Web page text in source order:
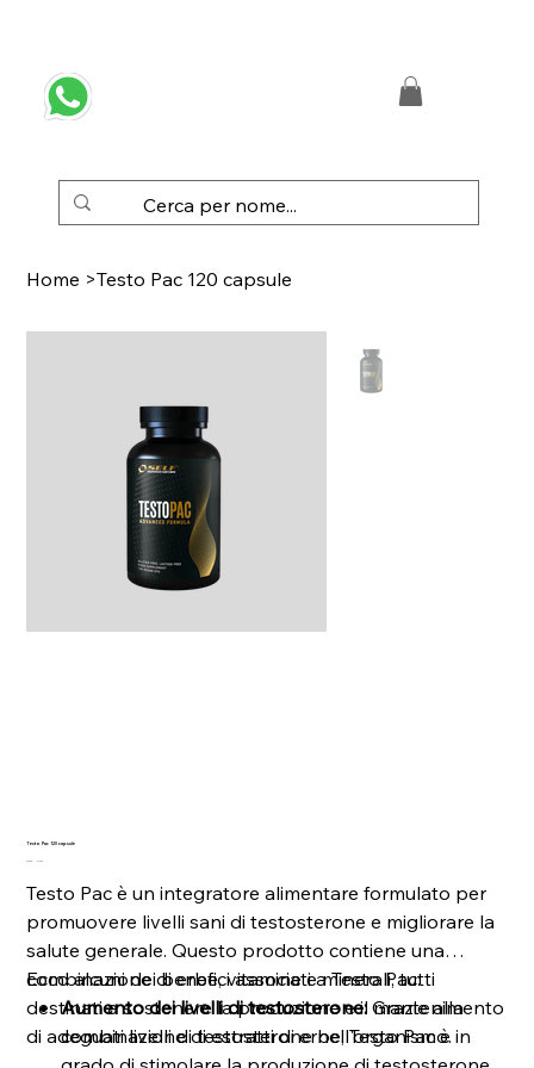
Home >Testo Pac 120 capsule
Testo Pac 120 capsule
Prezzo
Prezzo
Testo Pac è un integratore alimentare formulato per
promuovere livelli sani di testosterone e migliorare la
salute generale. Questo prodotto contiene una
combinazione di erbe, vitamine e minerali, tutti
destinati a sostenere la produzione e il mantenimento
di adeguati livelli di testosterone nell'organismo.
Ecco alcuni dei benefici associati a Testo Pac:
Aumento dei livelli di testosterone: Grazie alla
combinazione di estratti di erbe, Testo Pac è in